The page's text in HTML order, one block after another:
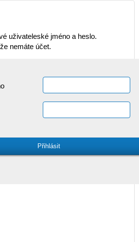
uživateleské jméno a heslo.
nemáte účet.